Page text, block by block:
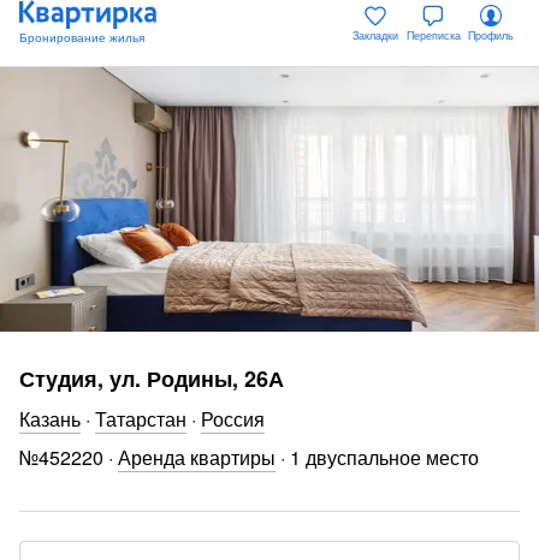
Закладки Переписка Профиль
Студия, ул. Родины, 26А
Казань · Татарстан · Россия
№452220 · Аренда квартиры · 1 двуспальное место